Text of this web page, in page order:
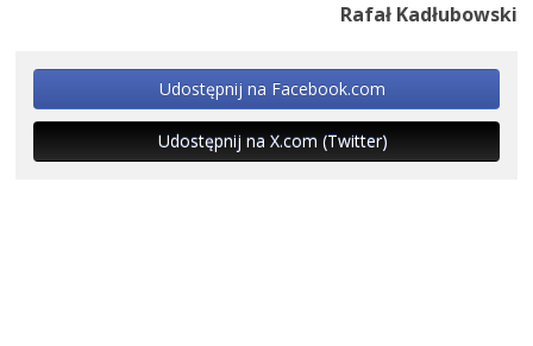
Rafał Kadłubowski
Udostępnij na Facebook.com
Udostępnij na X.com (Twitter)